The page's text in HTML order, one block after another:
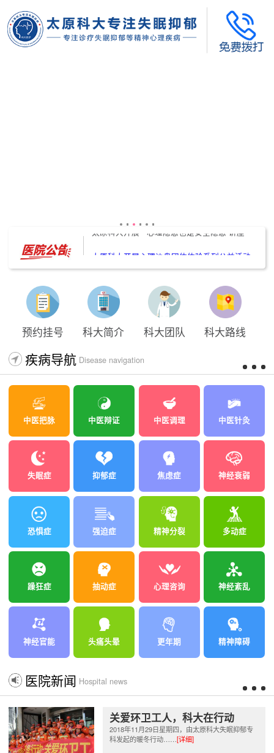
太原科大开展--“心理隐患也是安全隐患”讲座”
太原科大开展心理沙盘团体体验系列公益活动
预约挂号 科大简介 科大团队 科大路线
疾病导航 Disease navigation
中医把脉 中医辩证 中医调理 中医针灸
失眠症 抑郁症 焦虑症 神经衰弱
恐惧症 强迫症 精神分裂 多动症
躁狂症 抽动症 心理咨询 神经紊乱
神经官能 头痛头晕 更年期 精神障碍
医院新闻 Hospital news
关爱环卫工人，科大在行动
2018年11月29日星期四，由太原科大失眠抑郁专
科发起的暖冬行动……[详细]